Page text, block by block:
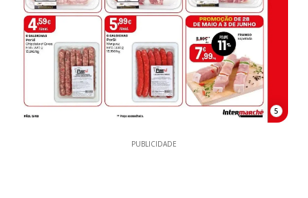
5
PUBLICIDADE